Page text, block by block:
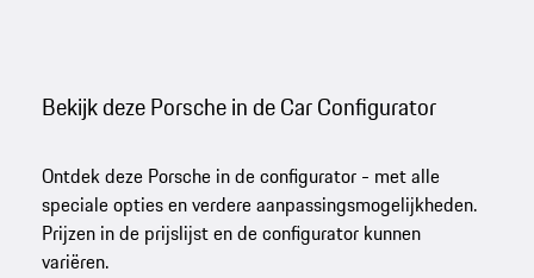
Bekijk deze Porsche in de Car Configurator
Ontdek deze Porsche in de configurator - met alle
speciale opties en verdere aanpassingsmogelijkheden.
Prijzen in de prijslijst en de configurator kunnen
variëren.